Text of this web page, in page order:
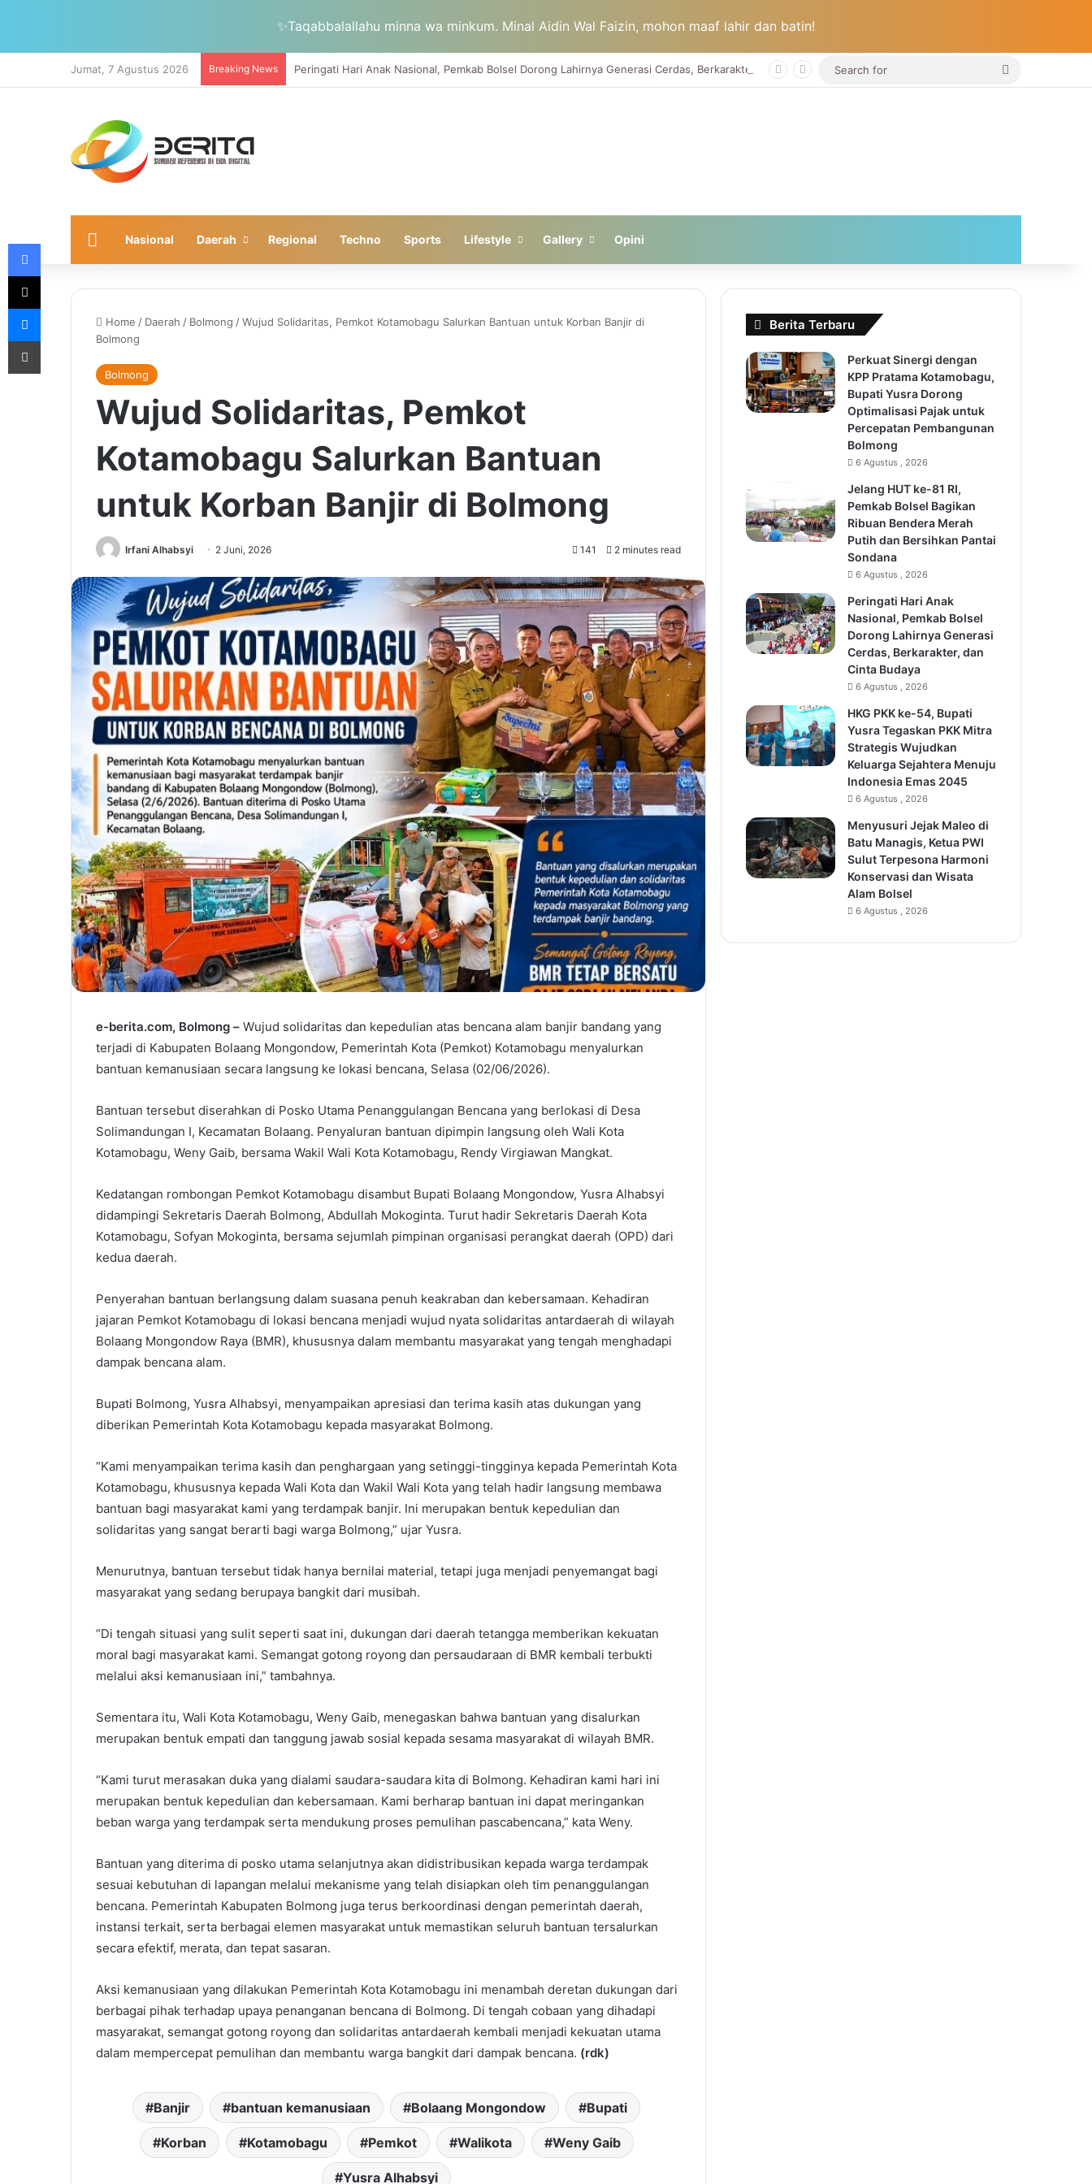
✨Taqabbalallahu minna wa minkum. Minal Aidin Wal Faizin, mohon maaf lahir dan batin!
Jumat, 7 Agustus 2026 Breaking News
HomeNasional Daerah Regional Techno Sports Lifestyle Gallery Opini
Home / Daerah / Bolmong /Wujud Solidaritas, Pemkot Kotamobagu Salurkan Bantuan untuk Korban Banjir di
Bolmong
Bolmong
Wujud Solidaritas, Pemkot
Kotamobagu Salurkan Bantuan
untuk Korban Banjir di Bolmong
Irfani Alhabsyi 2 Juni, 2026 141 2 minutes read
e-berita.com, Bolmong – Wujud solidaritas dan kepedulian atas bencana alam banjir bandang yang
terjadi di Kabupaten Bolaang Mongondow, Pemerintah Kota (Pemkot) Kotamobagu menyalurkan
bantuan kemanusiaan secara langsung ke lokasi bencana, Selasa (02/06/2026).
Bantuan tersebut diserahkan di Posko Utama Penanggulangan Bencana yang berlokasi di Desa
Solimandungan I, Kecamatan Bolaang. Penyaluran bantuan dipimpin langsung oleh Wali Kota
Kotamobagu, Weny Gaib, bersama Wakil Wali Kota Kotamobagu, Rendy Virgiawan Mangkat.
Kedatangan rombongan Pemkot Kotamobagu disambut Bupati Bolaang Mongondow, Yusra Alhabsyi
didampingi Sekretaris Daerah Bolmong, Abdullah Mokoginta. Turut hadir Sekretaris Daerah Kota
Kotamobagu, Sofyan Mokoginta, bersama sejumlah pimpinan organisasi perangkat daerah (OPD) dari
kedua daerah.
Penyerahan bantuan berlangsung dalam suasana penuh keakraban dan kebersamaan. Kehadiran
jajaran Pemkot Kotamobagu di lokasi bencana menjadi wujud nyata solidaritas antardaerah di wilayah
Bolaang Mongondow Raya (BMR), khususnya dalam membantu masyarakat yang tengah menghadapi
dampak bencana alam.
Bupati Bolmong, Yusra Alhabsyi, menyampaikan apresiasi dan terima kasih atas dukungan yang
diberikan Pemerintah Kota Kotamobagu kepada masyarakat Bolmong.
“Kami menyampaikan terima kasih dan penghargaan yang setinggi-tingginya kepada Pemerintah Kota
Kotamobagu, khususnya kepada Wali Kota dan Wakil Wali Kota yang telah hadir langsung membawa
bantuan bagi masyarakat kami yang terdampak banjir. Ini merupakan bentuk kepedulian dan
solidaritas yang sangat berarti bagi warga Bolmong,” ujar Yusra.
Menurutnya, bantuan tersebut tidak hanya bernilai material, tetapi juga menjadi penyemangat bagi
masyarakat yang sedang berupaya bangkit dari musibah.
“Di tengah situasi yang sulit seperti saat ini, dukungan dari daerah tetangga memberikan kekuatan
moral bagi masyarakat kami. Semangat gotong royong dan persaudaraan di BMR kembali terbukti
melalui aksi kemanusiaan ini,” tambahnya.
Sementara itu, Wali Kota Kotamobagu, Weny Gaib, menegaskan bahwa bantuan yang disalurkan
merupakan bentuk empati dan tanggung jawab sosial kepada sesama masyarakat di wilayah BMR.
“Kami turut merasakan duka yang dialami saudara-saudara kita di Bolmong. Kehadiran kami hari ini
merupakan bentuk kepedulian dan kebersamaan. Kami berharap bantuan ini dapat meringankan
beban warga yang terdampak serta mendukung proses pemulihan pascabencana,” kata Weny.
Bantuan yang diterima di posko utama selanjutnya akan didistribusikan kepada warga terdampak
sesuai kebutuhan di lapangan melalui mekanisme yang telah disiapkan oleh tim penanggulangan
bencana. Pemerintah Kabupaten Bolmong juga terus berkoordinasi dengan pemerintah daerah,
instansi terkait, serta berbagai elemen masyarakat untuk memastikan seluruh bantuan tersalurkan
secara efektif, merata, dan tepat sasaran.
Aksi kemanusiaan yang dilakukan Pemerintah Kota Kotamobagu ini menambah deretan dukungan dari
berbagai pihak terhadap upaya penanganan bencana di Bolmong. Di tengah cobaan yang dihadapi
masyarakat, semangat gotong royong dan solidaritas antardaerah kembali menjadi kekuatan utama
dalam mempercepat pemulihan dan membantu warga bangkit dari dampak bencana. (rdk)
Banjir bantuan kemanusiaan Bolaang Mongondow Bupati
Korban Kotamobagu Pemkot Walikota Weny Gaib
Yusra Alhabsyi
Berita Terbaru
Perkuat Sinergi dengan
KPP Pratama Kotamobagu,
Bupati Yusra Dorong
Optimalisasi Pajak untuk
Percepatan Pembangunan
Bolmong
6 Agustus , 2026
Jelang HUT ke-81 RI,
Pemkab Bolsel Bagikan
Ribuan Bendera Merah
Putih dan Bersihkan Pantai
Sondana
6 Agustus , 2026
Peringati Hari Anak
Nasional, Pemkab Bolsel
Dorong Lahirnya Generasi
Cerdas, Berkarakter, dan
Cinta Budaya
6 Agustus , 2026
HKG PKK ke-54, Bupati
Yusra Tegaskan PKK Mitra
Strategis Wujudkan
Keluarga Sejahtera Menuju
Indonesia Emas 2045
6 Agustus , 2026
Menyusuri Jejak Maleo di
Batu Managis, Ketua PWI
Sulut Terpesona Harmoni
Konservasi dan Wisata
Alam Bolsel
6 Agustus , 2026
Facebook